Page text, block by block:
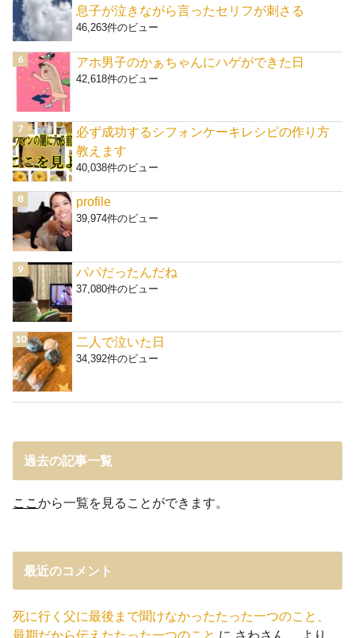
息子が泣きながら言ったセリフが刺さる
46,263件のビュー
アホ男子のかぁちゃんにハゲができた日
42,618件のビュー
必ず成功するシフォンケーキレシピの作り方
教えます
40,038件のビュー
profile
39,974件のビュー
パパだったんだね
37,080件のビュー
二人で泣いた日
34,392件のビュー
過去の記事一覧
ここから一覧を見ることができます。
最近のコメント
死に行く父に最後まで聞けなかったたった一つのこと、
最期だから伝えたたった一つのこと に さわさん。 より